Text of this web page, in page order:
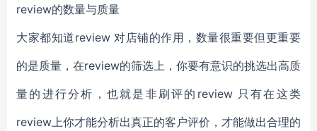
review的数量与质量
大家都知道review 对店铺的作用，数量很重要但更重要
的是质量，在review的筛选上，你要有意识的挑选出高质
量的进行分析，也就是非刷评的review 只有在这类
review上你才能分析出真正的客户评价，才能做出合理的